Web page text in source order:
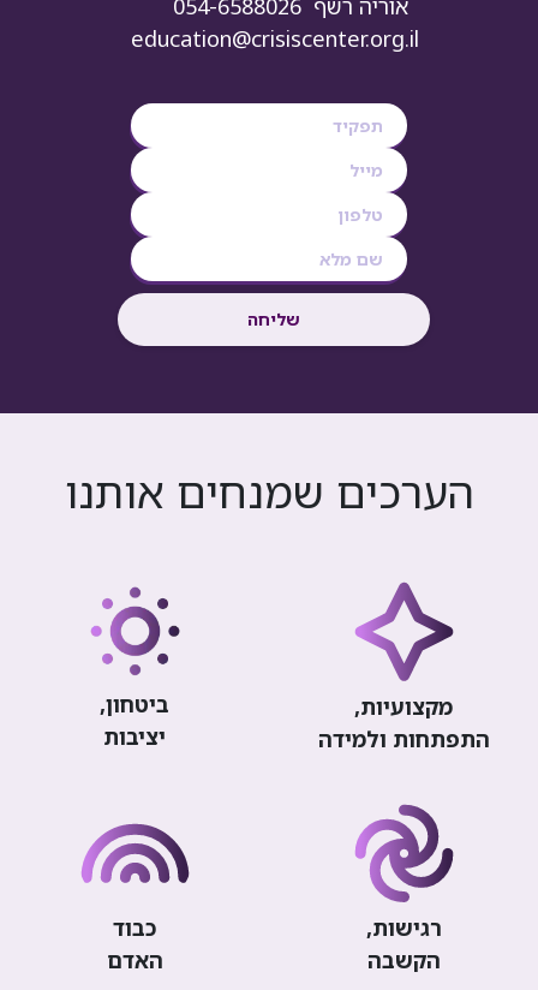
education@crisiscenter.org.il
​​​​​​של​​​​​​​​יח​​​​​​ה
הערכים שמנחים אותנו
מקצועיות,
התפתחות ולמידה
ביטחון,
יציבות
רגישות,
הקשבה
כבוד
האדם